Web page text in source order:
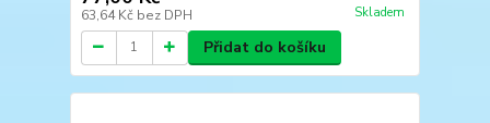
63,64 Kč bez DPH Skladem
Přidat do košíku